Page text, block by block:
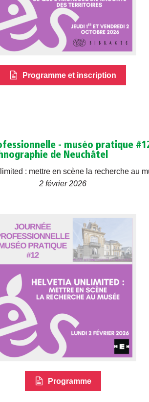
Programme et inscription
- muséo pratique
de Neuchâtel
: mettre en scène la recherche au
2 février 2026
Programme